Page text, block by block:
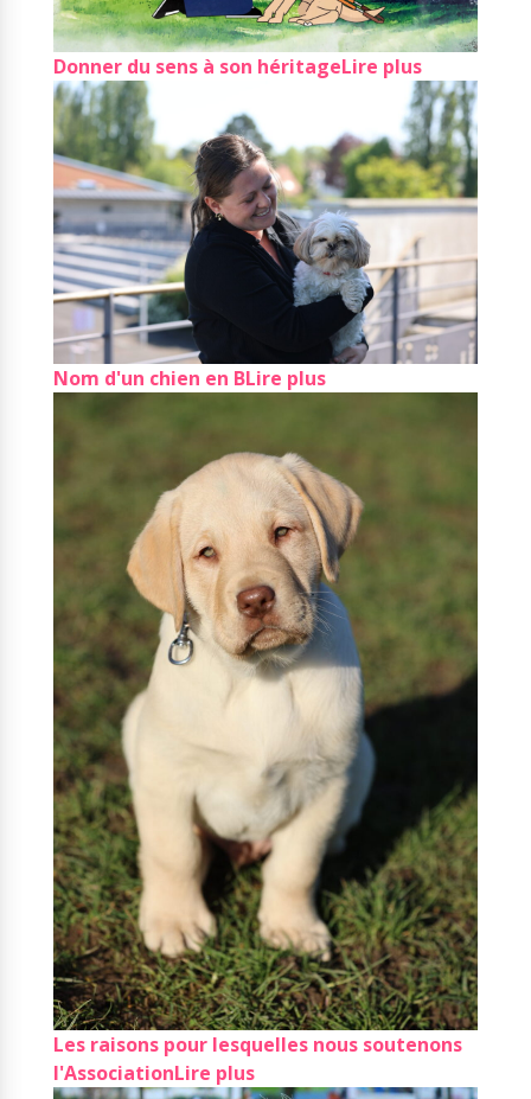
Donner du sens à son héritageLire plus
Nom d'un chien en BLire plus
Les raisons pour lesquelles nous soutenons
l'AssociationLire plus